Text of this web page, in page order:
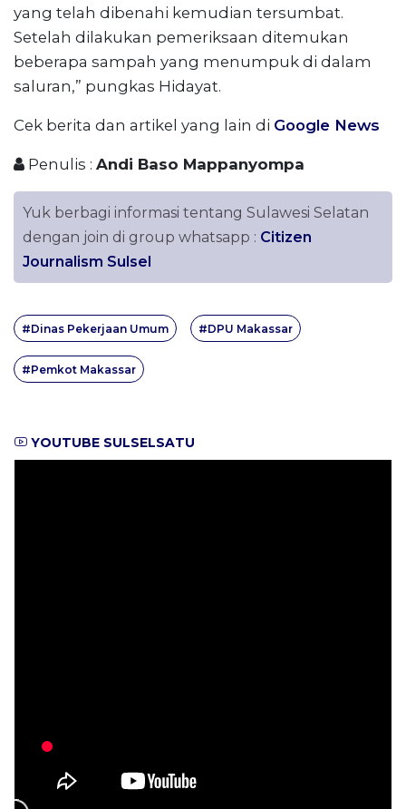
yang telah dibenahi kemudian tersumbat.
Setelah dilakukan pemeriksaan ditemukan
beberapa sampah yang menumpuk di dalam
saluran,” pungkas Hidayat.
Cek berita dan artikel yang lain di Google News
Penulis : Andi Baso Mappanyompa
Yuk berbagi informasi tentang Sulawesi Selatan
dengan join di group whatsapp : Citizen
Journalism Sulsel
#Dinas Pekerjaan Umum #DPU Makassar
#Pemkot Makassar
YOUTUBE SULSELSATU